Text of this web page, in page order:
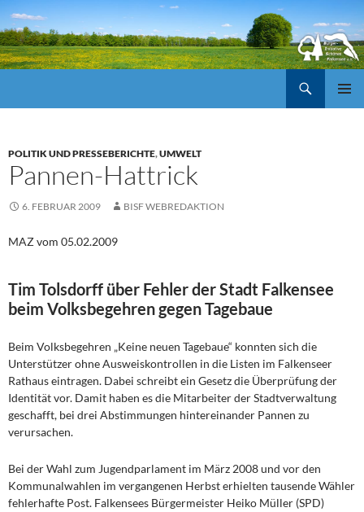
POLITIK UND PRESSEBERICHTE,UMWELT
Pannen-Hattrick
6. FEBRUAR 2009 BISF WEBREDAKTION
MAZ vom 05.02.2009
Tim Tolsdorff über Fehler der Stadt Falkensee
beim Volksbegehren gegen Tagebaue
Beim Volksbegehren „Keine neuen Tagebaue“ konnten sich die
Unterstützer ohne Ausweiskontrollen in die Listen im Falkenseer
Rathaus eintragen. Dabei schreibt ein Gesetz die Überprüfung der
Identität vor. Damit haben es die Mitarbeiter der Stadtverwaltung
geschafft, bei drei Abstimmungen hintereinander Pannen zu
verursachen.
Bei der Wahl zum Jugendparlament im März 2008 und vor den
Kommunalwahlen im vergangenen Herbst erhielten tausende Wähler
fehlerhafte Post. Falkensees Bürgermeister Heiko Müller (SPD)